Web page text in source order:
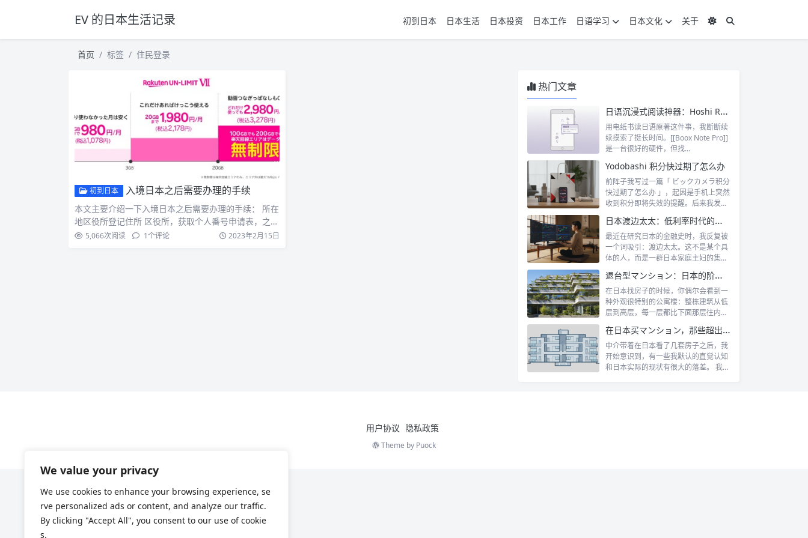
We value your privacy
We use cookies to enhance your browsing experience, se
rve personalized ads or content, and analyze our traffic.
By clicking "Accept All", you consent to our use of cookie
s.
EV 的日本生活记录 初到日本 日本生活 日本投资 日本工作 日语学习 日本文化 关于
首页 标签 住民登录
初到日本 入境日本之后需要办理的手续
本文主要介绍一下入境日本之后需要办理的手续： 所在
地区役所登记住所 区役所，获取个人番号申请表，之后
扫描二维码…
5,066次阅读 1个评论 2023年2月15日
热门文章
日语沉浸式阅读神器：Hoshi Reader Android 与 Chimahon
用电纸书读日语原著这件事，我断断续
续摸索了挺长时间。[[Boox Note Pro]]
是一台很好的硬件，但找...
Yodobashi 积分快过期了怎么办
前阵子我写过一篇「 ビックカメラ积分
快过期了怎么办 」，起因是手机上突然
收到积分即将失效的提醒。后来我发
日本渡边太太：低利率时代的散户传奇
最近在研究日本的金融史时，我反复被
一个词吸引：渡边太太。这不是某个具
体的人，而是一群日本家庭主妇的集体
退台型マンション：日本的阶梯式露台公寓是什么
在日本找房子的时候，你偶尔会看到一
种外观很特别的公寓楼：整栋建筑从低
层到高层，每一层都比下面那层往内缩
在日本买マンション，那些超出认知的所有权规则
中介带着在日本看了几套房子之后，我
开始意识到，有一些我默认的直觉认知
和日本实际的现状有很大的落差。 我自
用户协议 隐私政策
Theme by Puock